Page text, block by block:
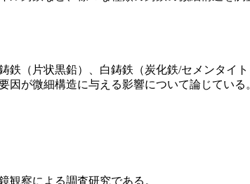
鉄（片状黒鉛）、白鋳鉄（炭化鉄/セメンタイ
が微細構造に与える影響について論じている
観察による調査研究である。